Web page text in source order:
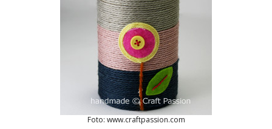
Foto: www.craftpassion.com